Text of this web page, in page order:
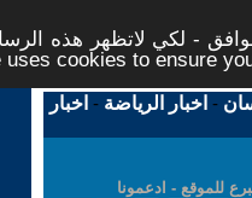
- لكي لاتظهر هذه
uses cookies to ensure
- اخبار الرياضة - اخبار
للموقع - ادعمونا